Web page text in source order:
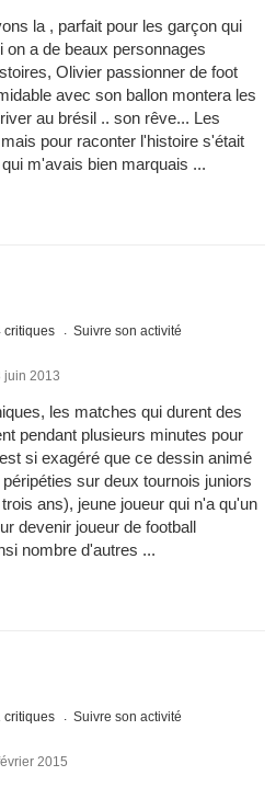
la , parfait pour les garçon qui
on a de beaux personnages
Olivier passionner de foot
avec son ballon montera les
au brésil .. son rêve... Les
pour raconter l'histoire s'était
m'avais bien marquais ...
critiques Suivre son activité
juin 2013
les matches qui durent des
pendant plusieurs minutes pour
si exagéré que ce dessin animé
sur deux tournois juniors
ans), jeune joueur qui n'a qu'un
devenir joueur de football
nombre d'autres ...
critiques Suivre son activité
2015